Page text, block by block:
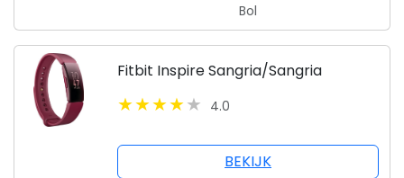
Bol
Fitbit Inspire Sangria/Sangria
4.0
BEKIJK